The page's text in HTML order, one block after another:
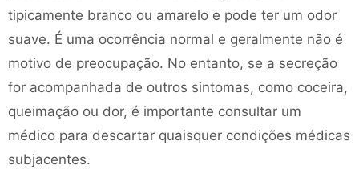
tipicamente branco ou amarelo e pode ter um odor
suave. É uma ocorrência normal e geralmente não é
motivo de preocupação. No entanto, se a secreção
for acompanhada de outros sintomas, como coceira,
queimação ou dor, é importante consultar um
médico para descartar quaisquer condições médicas
subjacentes.